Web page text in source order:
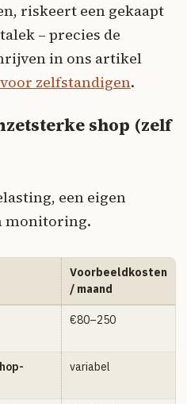
riskeert een gekaapt
– precies de
in ons artikel
zelfstandigen.
shop (zelf
een eigen
monitoring.
Voorbeeldkosten
/ maand
€80–250
variabel